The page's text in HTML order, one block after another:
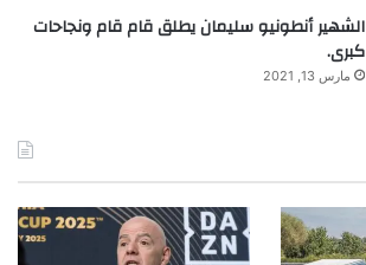
الشهير أنطونيو سليمان يطلق قام قام ونجاحات
كبرى.
مارس 13, 2021